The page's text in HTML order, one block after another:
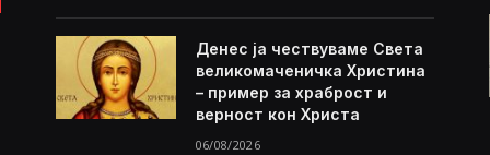
Денес ја чествуваме Света
великомаченичка Христина
– пример за храброст и
верност кон Христа
06/08/2026